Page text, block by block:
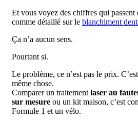
Et vous voyez des chiffres qui passent
comme détaillé sur le blanchiment
Ça n’a aucun sens.
Pourtant si.
Le problème, ce n’est pas le prix.
même chose.
Comparer un traitement laser au
sur mesure ou un kit maison, c’est
Formule 1 et un vélo.